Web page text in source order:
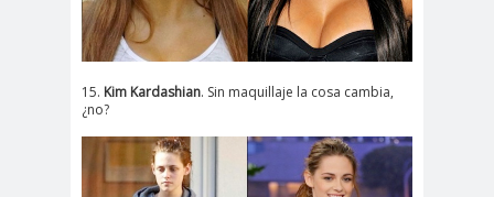
15. Kim Kardashian. Sin maquillaje la cosa cambia,
¿no?